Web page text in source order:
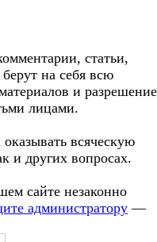
статьи,
на себя всю
и разрешение
лицами.
всяческую
и других вопросах.
сайте незаконно
администратору —